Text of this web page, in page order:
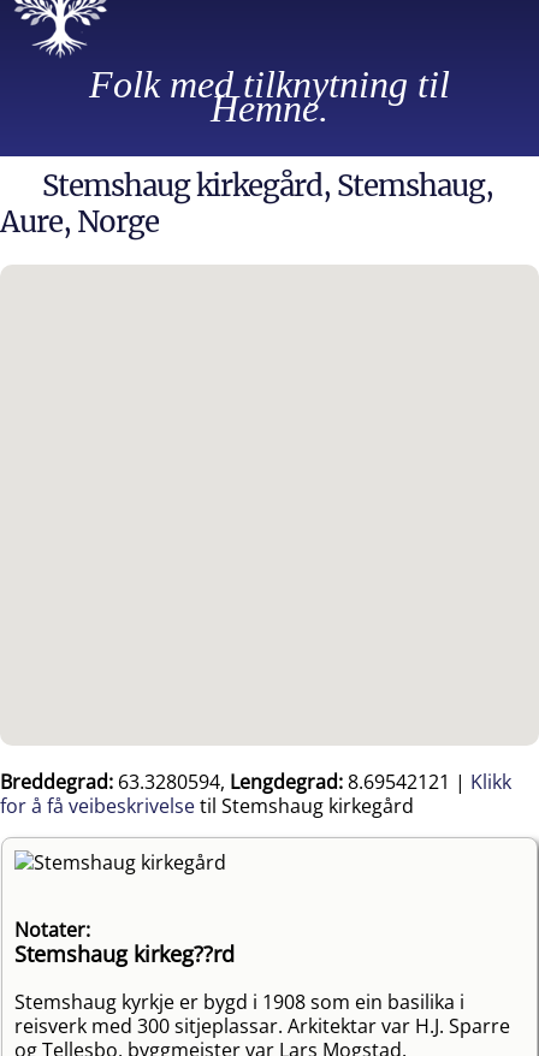
Folk med tilknytning til
Hemne.
Stemshaug kirkegård, Stemshaug,
Aure, Norge
Breddegrad: 63.3280594, Lengdegrad:8.69542121 | Klikk
for å få veibeskrivelsetil Stemshaug kirkegård
Notater:
Stemshaug kirkeg??rd
Stemshaug kyrkje er bygd i 1908 som ein basilika i
reisverk med 300 sitjeplassar. Arkitektar var H.J. Sparre
og Tellesbo, byggmeister var Lars Mogstad.